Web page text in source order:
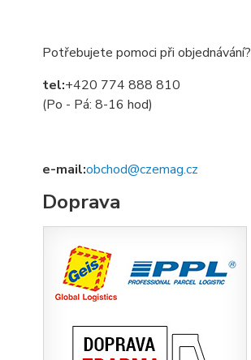
Potřebujete pomoci při objednávání?
tel:+420 774 888 810
(Po - Pá: 8-16 hod)
e-mail:obchod@czemag.cz
Doprava